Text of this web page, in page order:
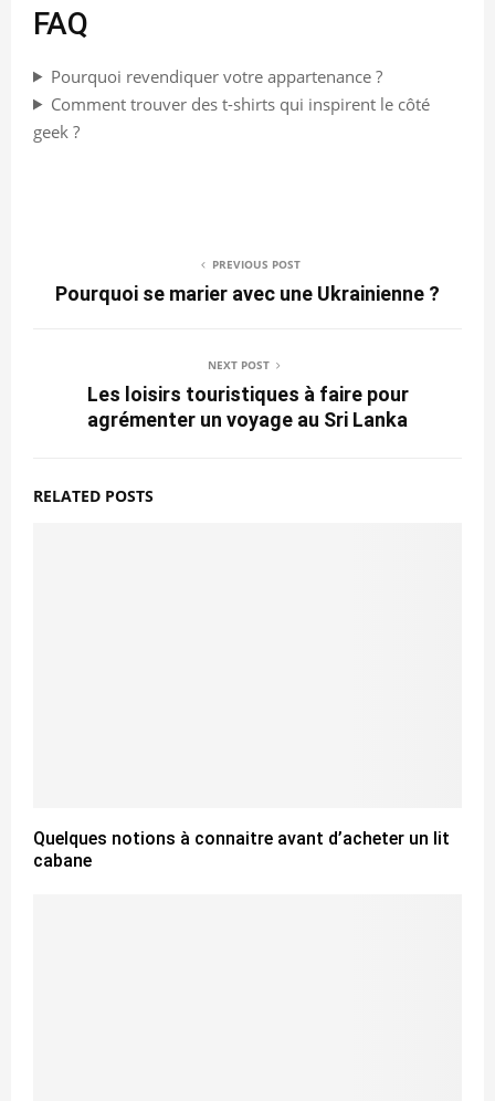
FAQ
Pourquoi revendiquer votre appartenance ?
Comment trouver des t-shirts qui inspirent le côté
geek ?
PREVIOUS POST
Pourquoi se marier avec une Ukrainienne ?
NEXT POST
Les loisirs touristiques à faire pour
agrémenter un voyage au Sri Lanka
RELATED POSTS
Quelques notions à connaitre avant d’acheter un lit
cabane